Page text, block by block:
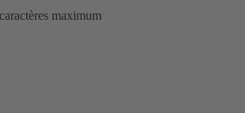
maximum